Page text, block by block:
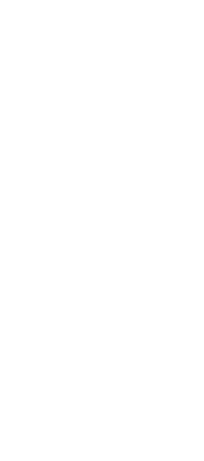
to be
find
to be
find